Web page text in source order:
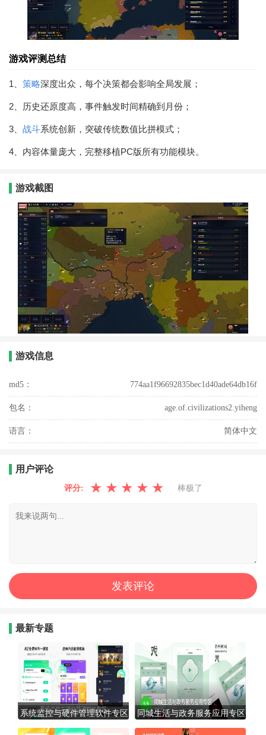
游戏评测总结
1、 策略深度出众，每个决策都会影响全局发展；
2、历史还原度高，事件触发时间精确到月份；
3、 战斗系统创新，突破传统数值比拼模式；
4、内容体量庞大，完整移植PC版所有功能模块。
游戏截图
游戏信息
md5： 774aa1f96692835bec1d40ade64db16f
包名： age.of.civilizations2.yiheng
语言： 简体中文
用户评论
评分: ★ ★ ★ ★ ★ 棒极了
最新专题
系统监控与硬件管理软件专区 同城生活与政务服务应用专区